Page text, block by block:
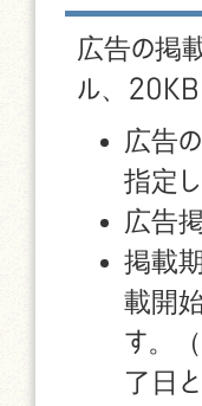
広告の掲
ル、
広告
指定し
広告
掲載
載開
す。
了日と